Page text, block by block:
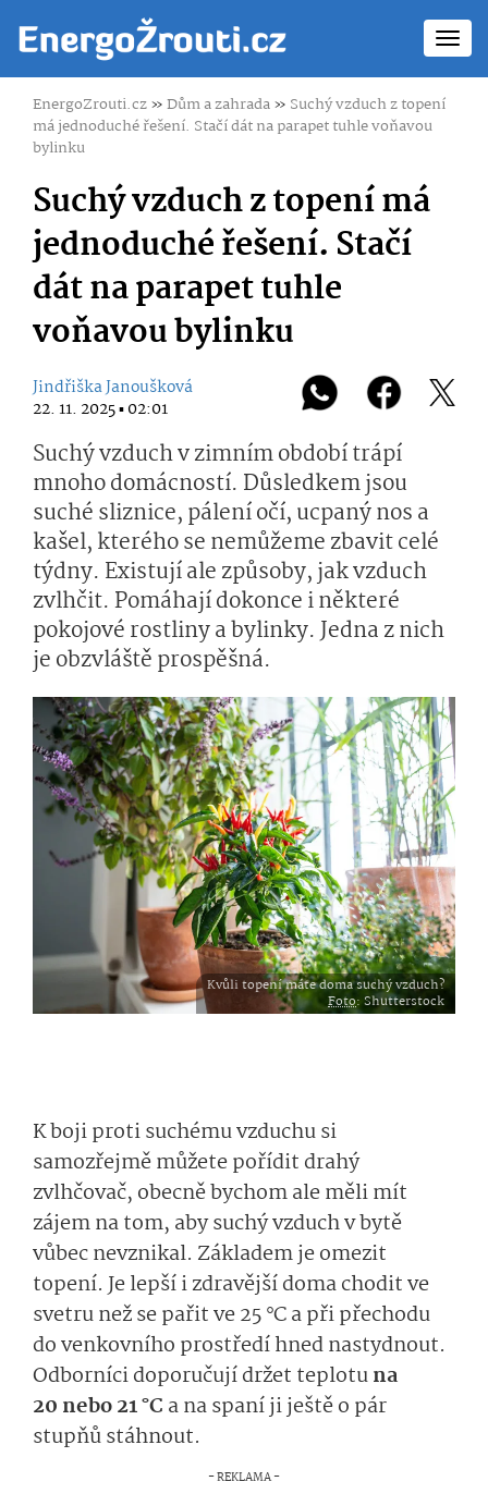
EnergoZrouti.cz»Dům a zahrada» Suchý vzduch z topení
má jednoduché řešení. Stačí dát na parapet tuhle voňavou
bylinku
Suchý vzduch z topení má
jednoduché řešení. Stačí
dát na parapet tuhle
voňavou bylinku
Jindřiška Janoušková
22. 11. 2025 ▪ 02:01
Suchý vzduch v zimním období trápí
mnoho domácností. Důsledkem jsou
suché sliznice, pálení očí, ucpaný nos a
kašel, kterého se nemůžeme zbavit celé
týdny. Existují ale způsoby, jak vzduch
zvlhčit. Pomáhají dokonce i některé
pokojové rostliny a bylinky. Jedna z nich
je obzvláště prospěšná.
Kvůli topení máte doma suchý vzduch?
Foto: Shutterstock
K boji proti suchému vzduchu si
samozřejmě můžete pořídit drahý
zvlhčovač, obecně bychom ale měli mít
zájem na tom, aby suchý vzduch v bytě
vůbec nevznikal. Základem je omezit
topení. Je lepší i zdravější doma chodit ve
svetru než se pařit ve 25 °C a při přechodu
do venkovního prostředí hned nastydnout.
Odborníci doporučují držet teplotuna
20 nebo 21 °C a na spaní ji ještě o pár
stupňů stáhnout.